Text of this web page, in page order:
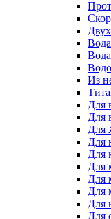
Из
Для
Для
Для
Для
Для
Для
Для
Для
Для